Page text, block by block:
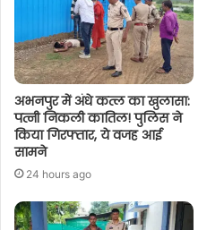
अभनपुर में अंधे कत्ल का खुलासा:
पत्नी निकली कातिल! पुलिस ने
किया गिरफ्तार, ये वजह आई
सामने
24 hours ago